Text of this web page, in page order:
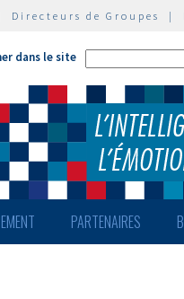
Directeurs de Groupes |
dans le site
PARTENAIRES